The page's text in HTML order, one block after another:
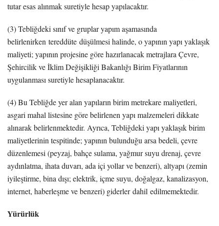
tutar esas alınmak suretiyle hesap yapılacaktır.
(3) Tebliğdeki sınıf ve gruplar yapım aşamasında
belirlenirken tereddüte düşülmesi halinde, o yapının yapı yaklaşık
maliyeti; yapının projesine göre hazırlanacak metrajlara Çevre,
Şehircilik ve İklim Değişikliği Bakanlığı Birim Fiyatlarının
uygulanması suretiyle hesaplanacaktır.
(4) Bu Tebliğde yer alan yapıların birim metrekare maliyetleri,
asgari mahal listesine göre belirlenen yapı malzemeleri dikkate
alınarak belirlenmektedir. Ayrıca, Tebliğdeki yapı yaklaşık birim
maliyetlerinin tespitinde; yapının bulunduğu arsa bedeli, çevre
düzenlemesi (peyzaj, bahçe sulama, yağmur suyu drenaj, çevre
aydınlatma, ihata duvarı, ada içi yollar ve benzeri), altyapı (zemin
iyileştirme, bina dışı; elektrik, içme suyu, doğalgaz, kanalizasyon,
internet, haberleşme ve benzeri) giderler dahil edilmemektedir.
Yürürlük